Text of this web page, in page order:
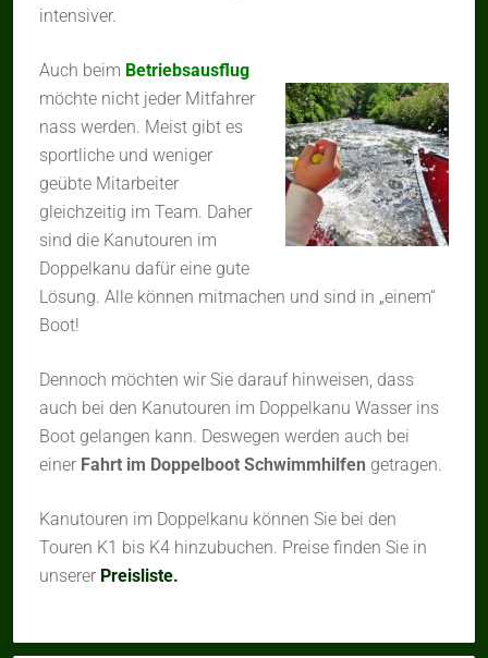
intensiver.
Auch beim Betriebsausflug
möchte nicht jeder Mitfahrer
nass werden. Meist gibt es
sportliche und weniger
geübte Mitarbeiter
gleichzeitig im Team. Daher
sind die Kanutouren im
Doppelkanu dafür eine gute
Lösung. Alle können mitmachen und sind in „einem“
Boot!
Dennoch möchten wir Sie darauf hinweisen, dass
auch bei den Kanutouren im Doppelkanu Wasser ins
Boot gelangen kann. Deswegen werden auch bei
einer Fahrt im Doppelboot Schwimmhilfen getragen.
Kanutouren im Doppelkanu können Sie bei den
Touren K1 bis K4 hinzubuchen. Preise finden Sie in
unserer Preisliste.